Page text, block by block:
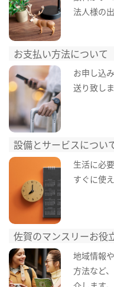
法人様の
お支払い方法について
お申し込
送り致しま
設備とサービスについ
生活に必
すぐに使
佐賀のマンスリーお役
地域情報
方法など